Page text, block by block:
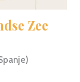
Zee